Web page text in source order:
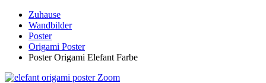
Zuhause
Wandbilder
Poster
Origami Poster
Poster Origami Elefant Farbe
Zoom